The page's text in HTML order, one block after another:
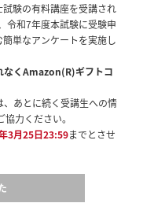
験の有料講座を受講され
令和7年度本試験に受験申
単なアンケートを実施し
なくAmazon(R)ギフトコ
あとに続く受講生への情
力ください。
3月25日23:59までとさせ